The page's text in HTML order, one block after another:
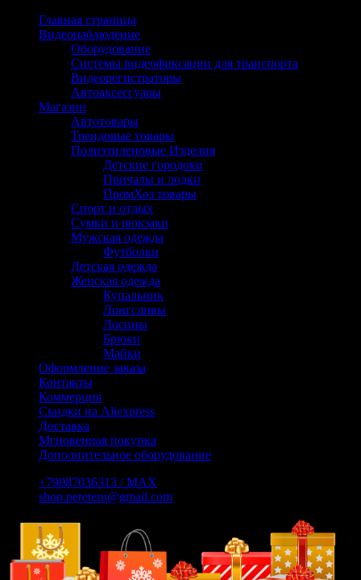
Перейти
содержимому
Главная страница
Видеонаблюдение
Оборудование
Системы видеофиксации для транспорта
Видеорегистраторы
Автоаксессуары
Магазин
Автотовары
Трендовые товары
Полиэтиленовые Изделия
Детские городоки
Причалы и лодки
ПромХоз товары
Спорт и отдых
Сумки и рюкзаки
Мужская одежда
Футболки
Детская одежда
Женская одежда
Купальник
Лонгсливы
Лосины
Брюки
Майки
Оформление заказа
Контакты
Коммерция
Скидки на Aliexpress
Доставка
Мгновенная покупка
Дополнительное оборудование
+79087036313 / МАХ
shop.pereteru@gmail.com